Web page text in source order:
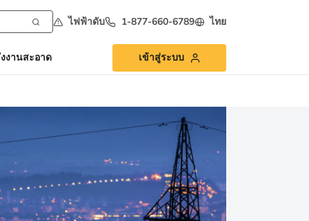
ไฟฟ้าดับ 1-877-660-6789 ไทย
งานสะอาด เข้าสู่ระบบ